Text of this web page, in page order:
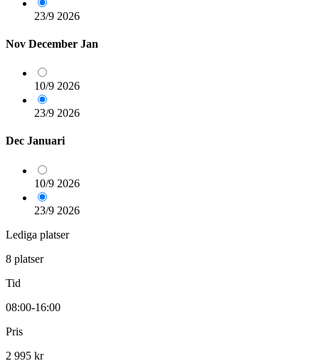
23/9 2026
Nov December Jan
10/9 2026
23/9 2026
Dec Januari
10/9 2026
23/9 2026
Lediga platser
8 platser
Tid
08:00-16:00
Pris
2 995 kr